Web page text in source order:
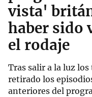
vista'
haber sido
el rodaje
Tras salir a la luz
retirado los
anteriores del